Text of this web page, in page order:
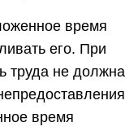
время
его. При
труда не должна
время